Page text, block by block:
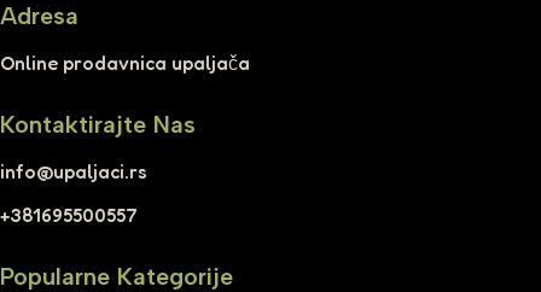
Adresa
Online prodavnica upaljača
Kontaktirajte Nas
info@upaljaci.rs
+381695500557
Popularne Kategorije